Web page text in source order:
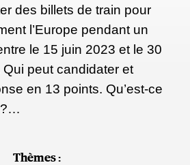
des billets de train pour
l’Europe pendant un
le 15 juin 2023 et le 30
peut candidater et
en 13 points. Qu’est-ce
?…
Thèmes :